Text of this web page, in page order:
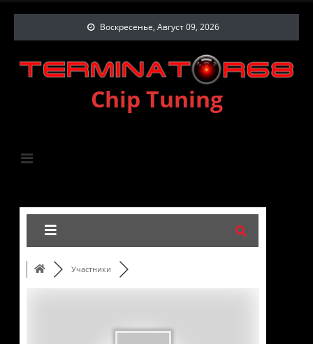
Воскресенье, Август 09, 2026
Chip Tuning
Участники